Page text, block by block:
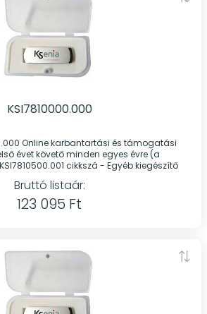
KSI7810000.000
Online karbantartási és támogatási
évet követő minden egyes évre (a
cikkszá - Egyéb kiegészítő
Bruttó listaár:
123 095 Ft